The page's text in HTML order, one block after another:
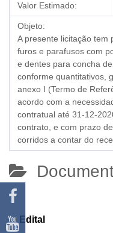
Valor Estimado:
Objeto:
A presente licitação tem
furos e parafusos com
e dentes para concha
conforme quantitativos,
anexo I (Termo de
acordo com a
contratual até 31-12-
contrato, e com prazo
corridos a contar do
Edital